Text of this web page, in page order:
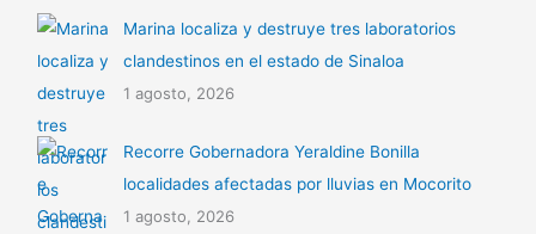
Marina localiza y destruye tres laboratorios
clandestinos en el estado de Sinaloa
1 agosto, 2026
Recorre Gobernadora Yeraldine Bonilla
localidades afectadas por lluvias en Mocorito
1 agosto, 2026